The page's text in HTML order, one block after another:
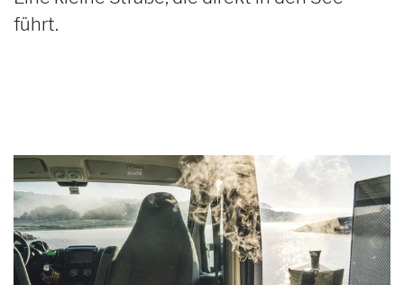
führt.